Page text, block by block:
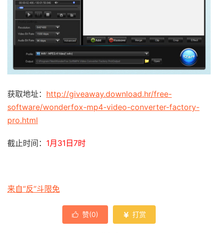
获取地址： http://giveaway.download.hr/free-
software/wonderfox-mp4-video-converter-factory-
pro.html
截止时间： 1月31日7时
来自“反”斗限免
 赞(0)  打赏